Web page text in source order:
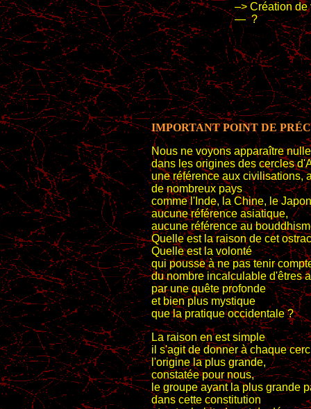
–> Création
— ?
IMPORTANT POINT DE
Nous ne voyons apparaître
dans les origines des cercles
une référence aux civilisations,
de nombreux pays
comme l'Inde, la Chine, le
aucune référence asiatique,
aucune référence au
Quelle est la raison de cet
Quelle est la volonté
qui pousse à ne pas tenir
du nombre incalculable d'êtres
par une quête profonde
et bien plus mystique
que la pratique occidentale ?
La raison en est simple
il s'agit de donner à chaque
l'origine la plus grande,
constatée pour nous,
le groupe ayant la plus grande
dans cette constitution